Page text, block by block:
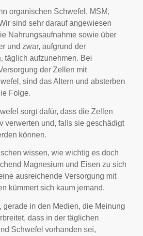
organischen Schwefel, MSM,
sind sehr darauf angewiesen
Nahrungsaufnahme sowie über
und zwar, aufgrund der
täglich aufzunehmen. Bei
der Zellen mit
sind das Altern und absterben
Folge.
sorgt dafür, dass die Zellen
verwerten und, falls sie geschädigt
können.
wissen, wie wichtig es doch
Magnesium und Eisen zu sich
ausreichende Versorgung mit
kümmert sich kaum jemand.
gerade in den Medien, die Meinung
dass in der täglichen
Schwefel vorhanden sei,